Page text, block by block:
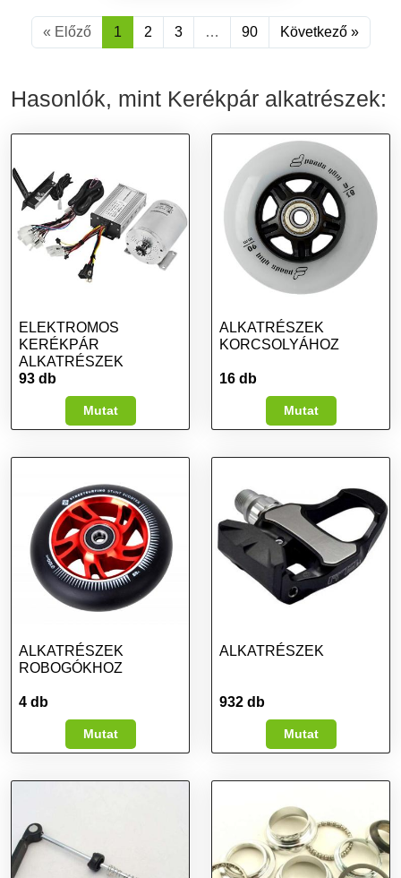
« Előző 1 2 3 … 90 Következő »
Hasonlók, mint Kerékpár alkatrészek:
ELEKTROMOS
KERÉKPÁR
ALKATRÉSZEK
93 db
Mutat
ALKATRÉSZEK
KORCSOLYÁHOZ
16 db
Mutat
ALKATRÉSZEK
ROBOGÓKHOZ
4 db
Mutat
ALKATRÉSZEK
932 db
Mutat